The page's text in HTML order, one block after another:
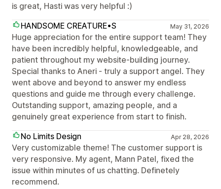
is great, Hasti was very helpful :)
HANDSOME CREATURE•S
May 31, 2026
Huge appreciation for the entire support team! They
have been incredibly helpful, knowledgeable, and
patient throughout my website-building journey.
Special thanks to Aneri - truly a support angel. They
went above and beyond to answer my endless
questions and guide me through every challenge.
Outstanding support, amazing people, and a
genuinely great experience from start to finish.
No Limits Design
Apr 28, 2026
Very customizable theme! The customer support is
very responsive. My agent, Mann Patel, fixed the
issue within minutes of us chatting. Definetely
recommend.